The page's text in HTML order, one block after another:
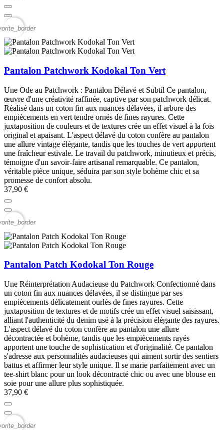
Pantalon Patchwork Kodokal Ton Vert
Une Ode au Patchwork : Pantalon Délavé et Subtil Ce pantalon,
œuvre d'une créativité raffinée, captive par son patchwork délicat.
Réalisé dans un coton fin aux nuances délavées, il arbore des
empiècements en vert tendre ornés de fines rayures. Cette
juxtaposition de couleurs et de textures crée un effet visuel à la fois
original et apaisant. L'aspect délavé du coton confère au pantalon
une allure vintage élégante, tandis que les touches de vert apportent
une fraîcheur estivale. Le travail du patchwork, minutieux et précis,
témoigne d'un savoir-faire artisanal remarquable. Ce pantalon,
véritable pièce unique, séduira par son style bohème chic et sa
promesse de confort absolu.
37,90 €
Pantalon Patch Kodokal Ton Rouge
Une Réinterprétation Audacieuse du Patchwork Confectionné dans
un coton fin aux nuances délavées, il se distingue par ses
empiècements délicatement ourlés de fines rayures. Cette
juxtaposition de textures et de motifs crée un effet visuel saisissant,
alliant l'authenticité du denim usé à la précision élégante des rayures.
L'aspect délavé du coton confère au pantalon une allure
décontractée et bohème, tandis que les empiècements rayés
apportent une touche de sophistication et d'originalité. Ce pantalon
s'adresse aux personnalités audacieuses qui aiment sortir des sentiers
battus et affirmer leur style unique. Il se marie parfaitement avec un
tee-shirt blanc pour un look décontracté chic ou avec une blouse en
soie pour une allure plus sophistiquée.
37,90 €